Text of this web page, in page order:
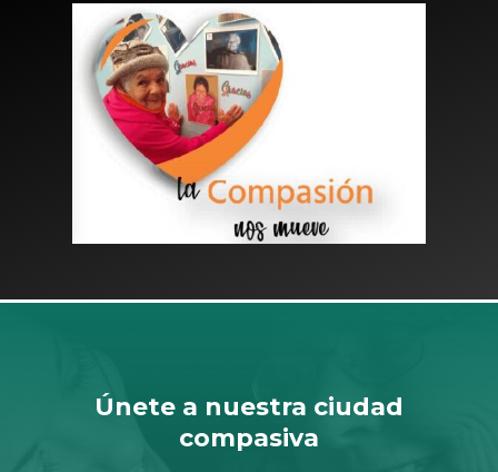
Únete a nuestra ciudad
compasiva